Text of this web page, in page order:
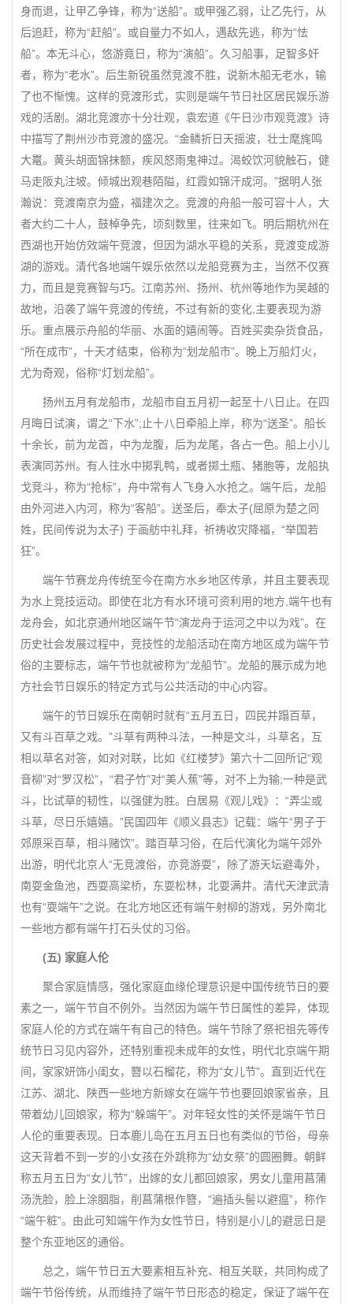
身而退，让甲乙争锋，称为“送船”。或甲强乙弱，让乙先行，从
后追赶，称为“赶船”。或自量力不如人，遇敌先逃，称为“怯
船”。本无斗心，悠游竟日，称为“演船”。久习船事，足智多奸
者，称为“老水”。后生新锐虽然竞渡不胜，说新木船无老水，输
了也不惭愧。这样的竞渡形式，实则是端午节日社区居民娱乐游
戏的活剧。湖北竞渡亦十分壮观，袁宏道《午日沙市观竞渡》诗
中描写了荆州沙市竞渡的盛况。“金鳞折日天摇波，壮士麾旄鸣
大鼍。黄头胡面锦抹额，疾风怒雨鬼神过。渴蛟饮河貌触石，健
马走阪丸注坡。倾城出观巷陌隘，红霞如锦汗成河。”据明人张
瀚说：竞渡南京为盛，福建次之。竞渡的舟船一般可容十人，大
者大约二十人，鼓棹争先，顷刻数里，往来如飞。明后期杭州在
西湖也开始仿效端午竞渡，但因为湖水平稳的关系，竞渡变成游
湖的游戏。清代各地端午娱乐依然以龙船竞赛为主，当然不仅赛
力，而且是竞赛智与巧。江南苏州、扬州、杭州等地作为吴越的
故地，沿袭了端午竞渡的传统，不过有新的变化,主要表现为游
乐。重点展示舟船的华丽、水面的嬉闹等。百姓买卖杂货食品，
“所在成市”，十天才结束，俗称为“划龙船市”。晚上万船灯火，
尤为奇观，俗称“灯划龙船”。
扬州五月有龙船市，龙船市自五月初一起至十八日止。在四
月晦日试演，谓之“下水”;止十八日牵船上岸，称为“送圣”。船长
十余长，前为龙首，中为龙腹，后为龙尾，各占一色。船上小儿
表演同苏州。有人往水中掷乳鸭，或者掷土瓶、猪胞等，龙船执
戈竞斗，称为“抢标”，舟中常有人飞身入水抢之。端午后，龙船
由外河进入内河，称为“客船”。送圣后，奉太子(屈原为楚之同
姓，民间传说为太子) 于画舫中礼拜，祈祷收灾降福，“举国若
狂”。
端午节赛龙舟传统至今在南方水乡地区传承，并且主要表现
为水上竞技运动。即使在北方有水环境可资利用的地方,端午也有
龙舟会，如北京通州地区端午节“演龙舟于运河之中以为戏”。在
历史社会发展过程中，竞技性的龙船活动在南方地区成为端午节
俗的主要标志，端午节也就被称为“龙船节”。龙船的展示成为地
方社会节日娱乐的特定方式与公共活动的中心内容。
端午的节日娱乐在南朝时就有“五月五日，四民并蹋百草，
又有斗百草之戏。”斗草有两种斗法，一种是文斗，斗草名，互
相以草名对答，如对对联，比如《红楼梦》第六十二回所记“观
音柳”对“罗汉松”，“君子竹”对“美人蕉”等，对不上为输;一种是武
斗，比试草的韧性，以强健为胜。白居易《观儿戏》：“弄尘或
斗草，尽日乐嬉嬉。”民国四年《顺义县志》记载：端午“男子于
郊原采百草，相斗赌饮”。踏百草习俗，在后代演化为端午郊外
出游，明代北京人“无竞渡俗，亦竞游耍”，除了游天坛避毒外，
南耍金鱼池，西耍高梁桥，东耍松林，北耍满井。清代天津武清
也有“耍端午”之说。在北方地区还有端午射柳的游戏，另外南北
一些地方都有端午打石头仗的习俗。
(五) 家庭人伦
聚合家庭情感，强化家庭血缘伦理意识是中国传统节日的要
素之一，端午节自不例外。当然因为端午节日属性的差异，体现
家庭人伦的方式在端午有自己的特色。端午节除了祭祀祖先等传
统节日习见内容外，还特别重视未成年的女性，明代北京端午期
间，家家妍饰小闺女，簪以石榴花，称为“女儿节”。直到近代在
江苏、湖北、陕西一些地方新嫁女在端午节也要回娘家省亲，且
带着幼儿回娘家，称为“躲端午”。对年轻女性的关怀是端午节日
人伦的重要表现。日本鹿儿岛在五月五日也有类似的节俗，母亲
这天背着不到一岁的小女孩在外跳称为“幼女祭”的圆圈舞。朝鲜
称五月五日为“女儿节”，出嫁的女儿都回娘家，男女儿童用菖蒲
汤洗脸，脸上涂胭脂，削菖蒲根作簪，“遍插头髻以避瘟”，称作
“端午粧”。由此可知端午作为女性节日，特别是小儿的避忌日是
整个东亚地区的通俗。
总之，端午节日五大要素相互补充、相互关联，共同构成了
端午节俗传统，从而维持了端午节日形态的稳定，保证了端午在